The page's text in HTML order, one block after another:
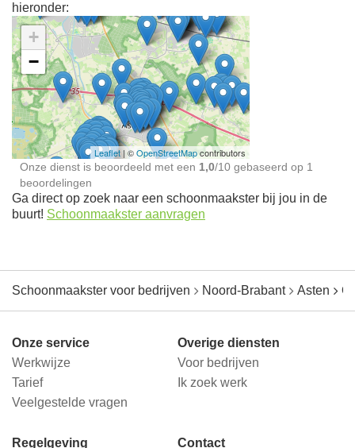
hieronder:
Ontdek meer ervaringen
Schoonmaakster bij
jou in de buurt
+
−
Leaflet | ©OpenStreetMapcontributors
Onze dienst is beoordeeld met een 1,0/10 gebaseerd op 1
beoordelingen
Ga direct op zoek naar een schoonmaakster bij jou in de
buurt! Schoonmaakster aanvragen
Schoonmaakster voor bedrijven Noord-Brabant Asten
Onze service
Werkwijze
Tarief
Veelgestelde vragen
Overige diensten
Voor bedrijven
Ik zoek werk
Regelgeving Contact